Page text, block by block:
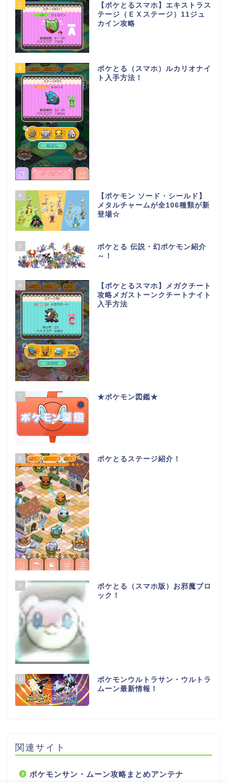
2
【ポケとるスマホ】エキストラス
テージ（ＥＸステージ）11ジュ
カイン攻略
3
ポケとる（スマホ）ルカリオナイ
ト入手方法！
4
【ポケモン ソード・シールド】
メタルチャームが全106種類が新
登場☆
5
ポケとる 伝説・幻ポケモン紹介
～！
6
【ポケとるスマホ】メガクチート
攻略メガストーンクチートナイト
入手方法
7 ★ポケモン図鑑★
8 ポケとるステージ紹介！
9
ポケとる（スマホ版）お邪魔ブロ
ック！
10
ポケモンウルトラサン・ウルトラ
ムーン最新情報！
関連サイト
ポケモンサン・ムーン攻略まとめアンテナ